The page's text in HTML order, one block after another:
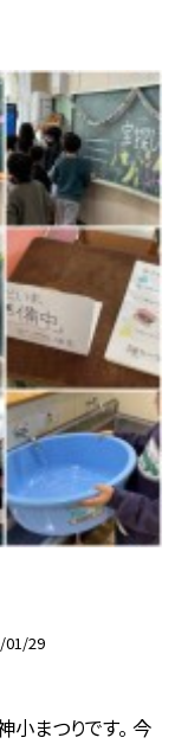
01/29
小まつりです。 今